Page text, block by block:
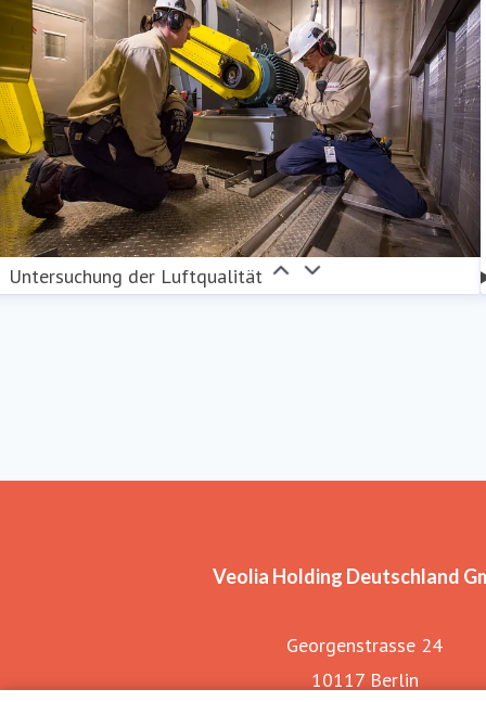
Untersuchung der Luftqualität
Veolia Holding Deutschland
Georgenstrasse 24
10117 Berlin